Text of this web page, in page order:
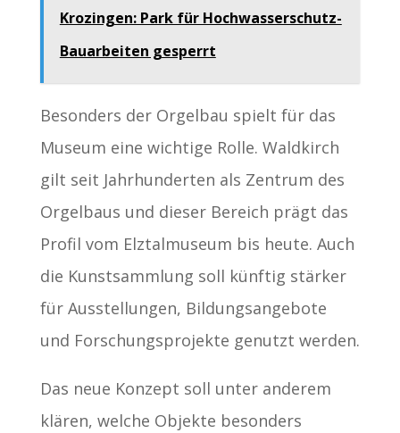
Krozingen: Park für Hochwasserschutz-
Bauarbeiten gesperrt
Besonders der Orgelbau spielt für das
Museum eine wichtige Rolle. Waldkirch
gilt seit Jahrhunderten als Zentrum des
Orgelbaus und dieser Bereich prägt das
Profil vom Elztalmuseum bis heute. Auch
die Kunstsammlung soll künftig stärker
für Ausstellungen, Bildungsangebote
und Forschungsprojekte genutzt werden.
Das neue Konzept soll unter anderem
klären, welche Objekte besonders